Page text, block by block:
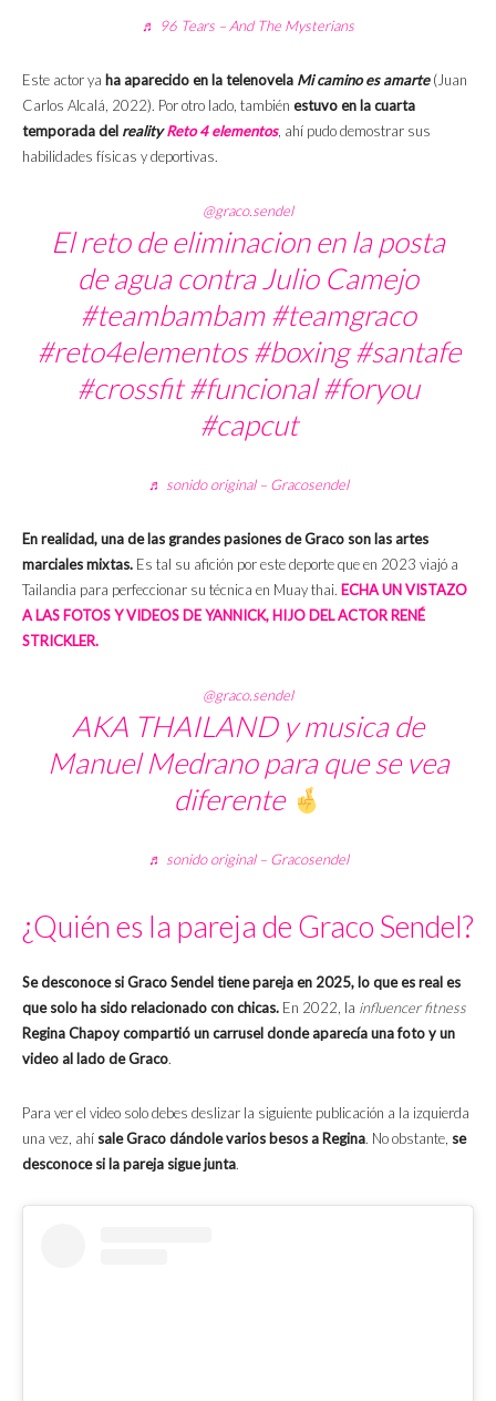
♬ 96 Tears – And The Mysterians
Este actor ya ha aparecido en la telenovela Mi camino es amarte(Juan
Carlos Alcalá, 2022). Por otro lado, también estuvo en la cuarta
temporada del reality Reto 4 elementos, ahí pudo demostrar sus
habilidades físicas y deportivas.
@graco.sendel
El reto de eliminacion en la posta
de agua contra Julio Camejo
#teambambam #teamgraco
#reto4elementos #boxing #santafe
#crossfit #funcional #foryou
#capcut
♬ sonido original – Gracosendel
En realidad, una de las grandes pasiones de Graco son las artes
marciales mixtas. Es tal su afición por este deporte que en 2023 viajó a
Tailandia para perfeccionar su técnica en Muay thai. ECHA UN VISTAZO
A LAS FOTOS Y VIDEOS DE YANNICK, HIJO DEL ACTOR RENÉ
STRICKLER.
@graco.sendel
AKA THAILAND y musica de
Manuel Medrano para que se vea
diferente
♬ sonido original – Gracosendel
¿Quién es la pareja de Graco Sendel?
Se desconoce si Graco Sendel tiene pareja en 2025, lo que es real es
que solo ha sido relacionado con chicas. En 2022, la influencer fitness
Regina Chapoy compartió un carrusel donde aparecía una foto y un
video al lado de Graco.
Para ver el video solo debes deslizar la siguiente publicación a la izquierda
una vez, ahí sale Graco dándole varios besos a Regina. No obstante, se
desconoce si la pareja sigue junta.